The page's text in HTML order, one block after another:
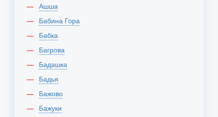
Ашша
Бабина Гора
Бабка
Багрова
Бадашка
Бадья
Бажово
Бажуки